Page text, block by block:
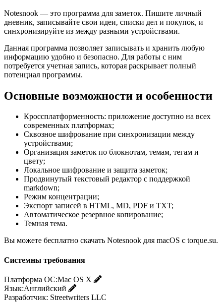
Notesnook — это программа для заметок. Пишите личный
дневник, записывайте свои идеи, списки дел и покупок, и
синхронизируйте из между разными устройствами.
Данная программа позволяет записывать и хранить любую
информацию удобно и безопасно. Для работы с ним
потребуется учетная запись, которая раскрывает полный
потенциал программы.
Основные возможности и особенности
Кроссплатформенность: приложение доступно на всех
современных платформах;
Сквозное шифрование при синхронизации между
устройствами;
Организация заметок по блокнотам, темам, тегам и
цвету;
Локальное шифрование и защита заметок;
Продвинутый текстовый редактор с поддержкой
markdown;
Режим концентрации;
Экспорт записей в HTML, MD, PDF и TXT;
Автоматическое резервное копирование;
Темная тема.
Вы можете бесплатно скачать Notesnook для macOS с torque.su.
Системны требования
Платформа ОС:Mac OS X
Язык:Английский
Разработчик: Streetwriters LLC